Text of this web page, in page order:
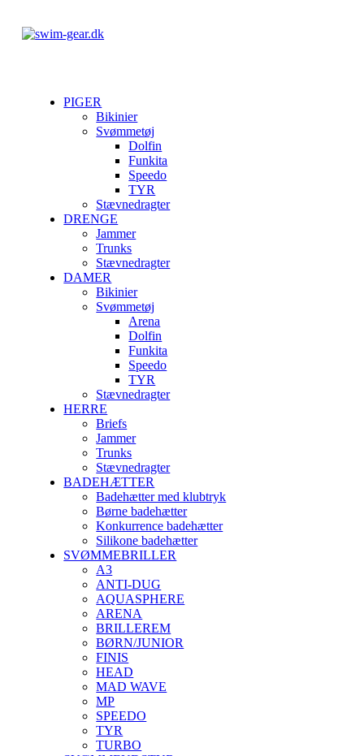
PIGER
Bikinier
Svømmetøj
Dolfin
Funkita
Speedo
TYR
Stævnedragter
DRENGE
Jammer
Trunks
Stævnedragter
DAMER
Bikinier
Svømmetøj
Arena
Dolfin
Funkita
Speedo
TYR
Stævnedragter
HERRE
Briefs
Jammer
Trunks
Stævnedragter
BADEHÆTTER
Badehætter med klubtryk
Børne badehætter
Konkurrence badehætter
Silikone badehætter
SVØMMEBRILLER
A3
ANTI-DUG
AQUASPHERE
ARENA
BRILLEREM
BØRN/JUNIOR
FINIS
HEAD
MAD WAVE
MP
SPEEDO
TYR
TURBO